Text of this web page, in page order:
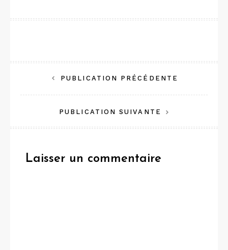
Navigation
de
l’article
PUBLICATION PRÉCÉDENTE
PUBLICATION SUIVANTE
Laisser un commentaire